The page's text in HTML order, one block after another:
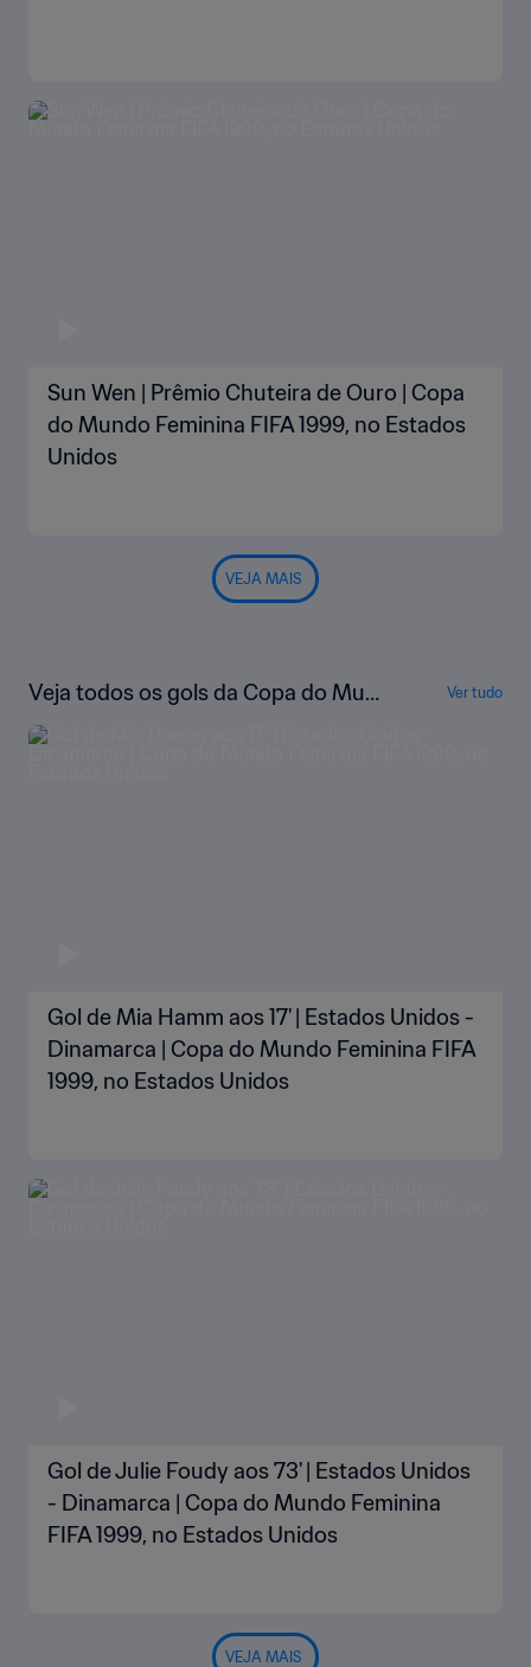
Sun Wen | Prêmio Chuteira de Ouro | Copa
do Mundo Feminina FIFA 1999, no Estados
Unidos
VEJA MAIS
Veja todos os gols da Copa do Mun
do Feminina da FIFA EUA 1999™
Ver tudo
Gol de Mia Hamm aos 17' | Estados Unidos -
Dinamarca | Copa do Mundo Feminina FIFA
1999, no Estados Unidos
Gol de Julie Foudy aos 73' | Estados Unidos
- Dinamarca | Copa do Mundo Feminina
FIFA 1999, no Estados Unidos
VEJA MAIS